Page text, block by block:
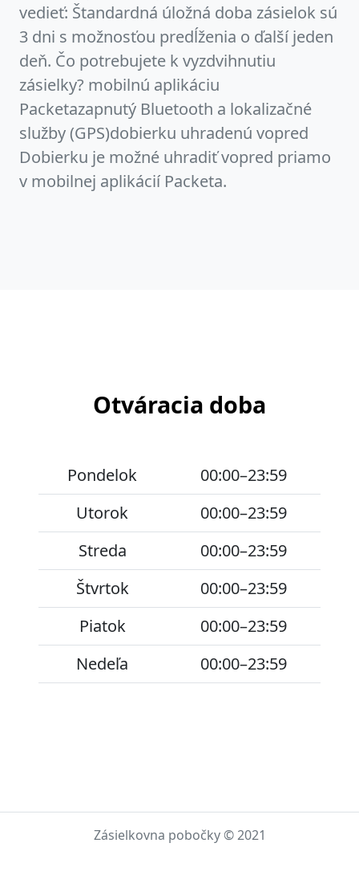
vedieť: Štandardná úložná doba zásielok sú
3 dni s možnosťou predĺženia o ďalší jeden
deň. Čo potrebujete k vyzdvihnutiu
zásielky? mobilnú aplikáciu
Packetazapnutý Bluetooth a lokalizačné
služby (GPS)dobierku uhradenú vopred
Dobierku je možné uhradiť vopred priamo
v mobilnej aplikácií Packeta.
Otváracia doba
Pondelok
00:00–23:59
Utorok
00:00–23:59
Streda
00:00–23:59
Štvrtok
00:00–23:59
Piatok
00:00–23:59
Nedeľa
00:00–23:59
Zásielkovna pobočky © 2021